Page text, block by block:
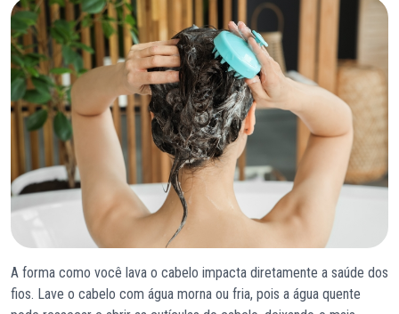
A forma como você lava o cabelo impacta diretamente a saúde dos
fios. Lave o cabelo com água morna ou fria, pois a água quente